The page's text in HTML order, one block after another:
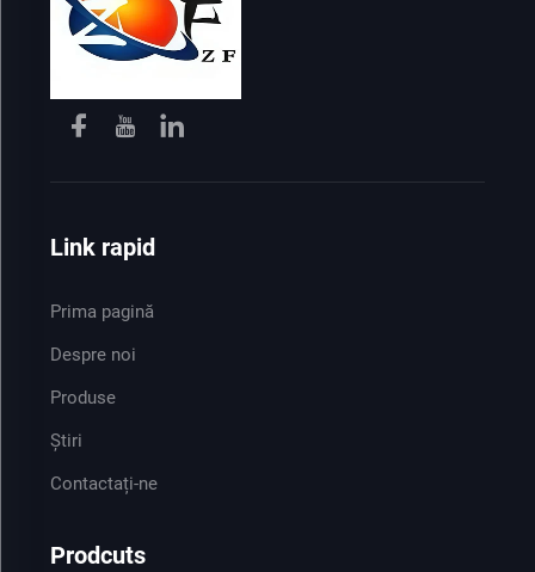
Link rapid
Prima pagină
Despre noi
Produse
Știri
Contactați-ne
Prodcuts